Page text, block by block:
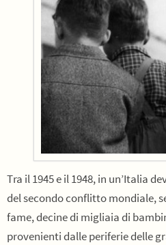
Tra il 1945 e il 1948, in un’Italia
del secondo conflitto mondiale,
fame, decine di migliaia di
provenienti dalle periferie delle